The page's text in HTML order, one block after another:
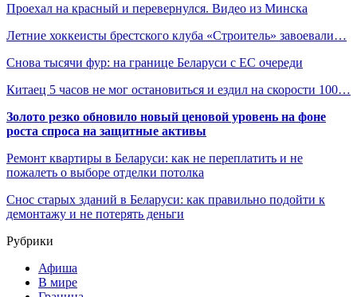
Проехал на красный и перевернулся. Видео из Минска
Летние хоккеисты брестского клуба «Строитель» завоевали…
Снова тысячи фур: на границе Беларуси с ЕС очереди
Китаец 5 часов не мог остановиться и ездил на скорости 100…
Золото резко обновило новый ценовой уровень на фоне
роста спроса на защитные активы
Ремонт квартиры в Беларуси: как не переплатить и не
пожалеть о выборе отделки потолка
Снос старых зданий в Беларуси: как правильно подойти к
демонтажу и не потерять деньги
Рубрики
Афиша
В мире